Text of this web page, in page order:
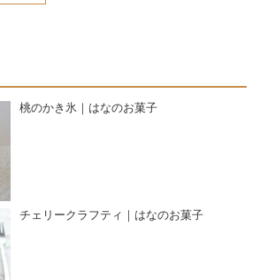
桃のかき氷｜はなのお菓子
チェリークラフティ｜はなのお菓子